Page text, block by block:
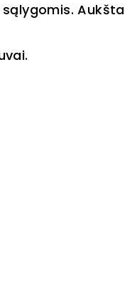
Aukšta